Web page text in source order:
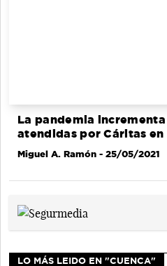
La pandemia incrementa
atendidas por Cáritas en
Miguel A. Ramón - 25/05/2021
LO MÁS LEIDO EN "CUENCA"